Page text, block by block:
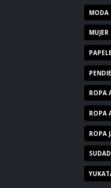
MODA
MUJER
ROPA
ROPA
ROPA